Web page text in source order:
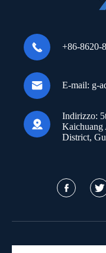
 +86-8620-
 E-mail: g-

Indirizzo:
Kaichuang
District,
 